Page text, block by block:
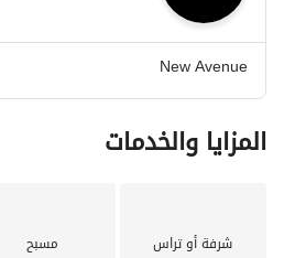
New Avenue
المزايا والخدمات
شرفة أو تراس مسبح